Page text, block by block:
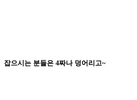
잡으시는 분들은 4짜나 덩어리 고~